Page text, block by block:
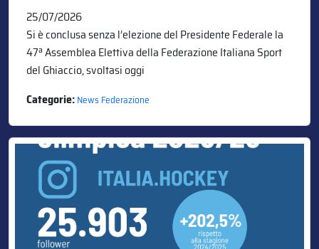
25/07/2026
Si è conclusa senza l’elezione del Presidente Federale la
47ª Assemblea Elettiva della Federazione Italiana Sport
del Ghiaccio, svoltasi oggi
Categorie:News Federazione